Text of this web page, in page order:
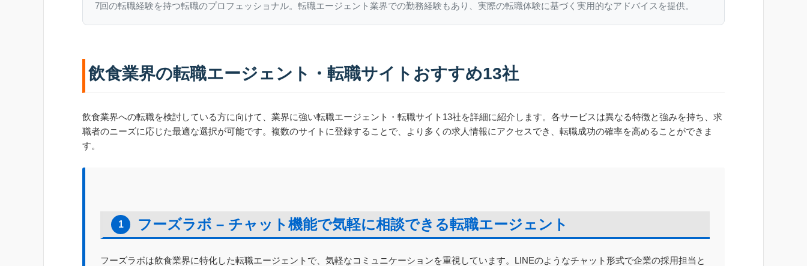
7回の転職経験を持つ転職のプロフェッショナル。転職エージェント業界での勤務経験もあり、実際の転職体験に基づく実用的なアドバイスを提供。
飲食業界の転職エージェント・転職サイトおすすめ13社
飲食業界への転職を検討している方に向けて、業界に強い転職エージェント・転職サイト13社を詳細に紹介します。各サービスは異なる特徴と強みを持ち、求
職者のニーズに応じた最適な選択が可能です。複数のサイトに登録することで、より多くの求人情報にアクセスでき、転職成功の確率を高めることができま
す。
1 フーズラボ – チャット機能で気軽に相談できる転職エージェント
フーズラボは飲食業界に特化した転職エージェントで、気軽なコミュニケーションを重視しています。LINEのようなチャット形式で企業の採用担当と